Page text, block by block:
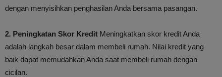
dengan menyisihkan penghasilan Anda bersama pasangan.
2. Peningkatan Skor Kredit Meningkatkan skor kredit Anda
adalah langkah besar dalam membeli rumah. Nilai kredit yang
baik dapat memudahkan Anda saat membeli rumah dengan
cicilan.